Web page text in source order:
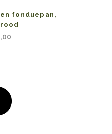
fonduepan,